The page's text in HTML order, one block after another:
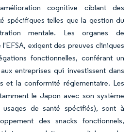
cognitive ciblant des
spécifiques telles que la gestion du
mentale. Les organes de
exigent des preuves cliniques
fonctionnelles, conférant un
entreprises qui investissent dans
et la conformité réglementaire. Les
le Japon avec son système
usages de santé spécifiés), sont à
des snacks fonctionnels,